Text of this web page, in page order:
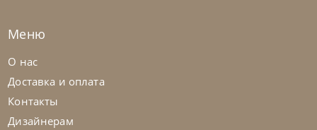
Меню
О нас
Доставка и оплата
Контакты
Дизайнерам